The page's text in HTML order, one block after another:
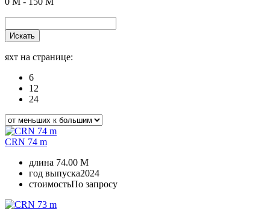
Искать
яхт на странице:
6
12
24
CRN 74 m
длина 74.00 M
год выпуска2024
стоимостьПо запросу